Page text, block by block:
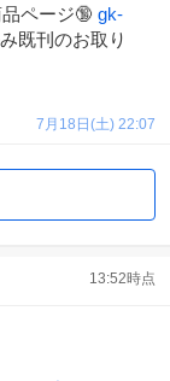
ページ🔞 gk-
既刊のお取り
7月18日(土) 22:07
13:52時点